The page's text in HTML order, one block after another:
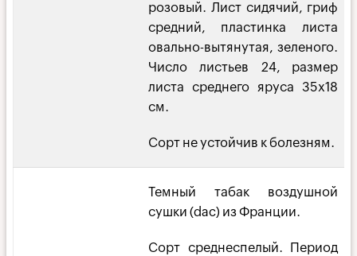
розовый. Лист сидячий, гриф
средний, пластинка листа
овально-вытянутая, зеленого.
Число листьев 24, размер
листа среднего яруса 35х18
см.
Сорт не устойчив к болезням.
Темный табак воздушной
сушки (dac) из Франции.
Сорт среднеспелый. Период